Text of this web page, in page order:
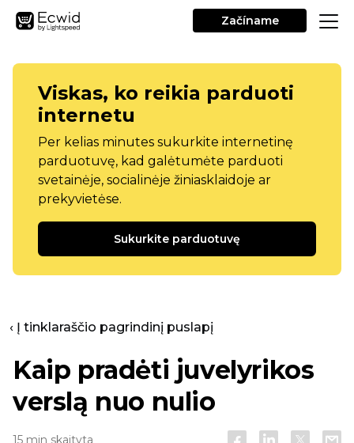
Začíname
Viskas, ko reikia parduoti
internetu
Per kelias minutes sukurkite internetinę
parduotuvę, kad galėtumėte parduoti
svetainėje, socialinėje žiniasklaidoje ar
prekyvietėse.
Sukurkite parduotuvę
‹ Į tinklaraščio pagrindinį puslapį
Kaip pradėti juvelyrikos
verslą nuo nulio
15 min skaityta